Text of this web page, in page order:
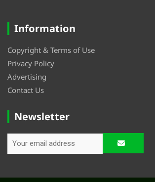
Information
Copyright & Terms of Use
Privacy Policy
Advertising
Contact Us
Newsletter